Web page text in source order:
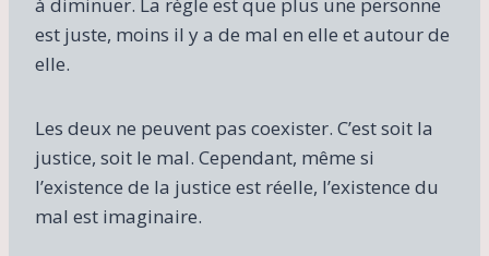
est juste, moins il y a de mal en elle et autour de
elle.
Les deux ne peuvent pas coexister. C’est soit la
justice, soit le mal. Cependant, même si
l’existence de la justice est réelle, l’existence du
mal est imaginaire.